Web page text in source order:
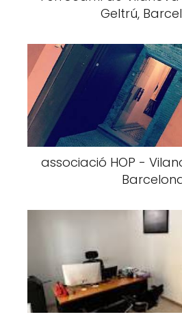
Geltrú,
associació HOP -